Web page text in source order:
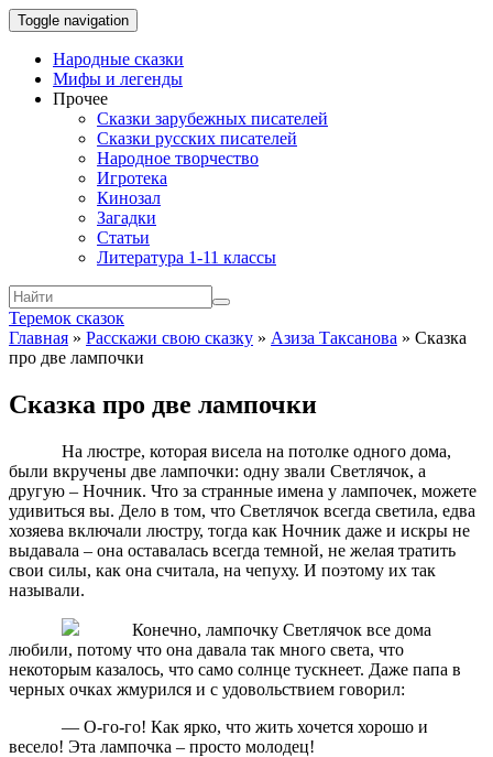
Toggle navigation
Народные сказки
Мифы и легенды
Прочее
Сказки зарубежных писателей
Сказки русских писателей
Народное творчество
Игротека
Кинозал
Загадки
Статьи
Литература 1-11 классы
Теремок сказок
Главная » Расскажи свою сказку » Азиза Таксанова » Сказка
про две лампочки
Сказка про две лампочки
На люстре, которая висела на потолке одного дома,
были вкручены две лампочки: одну звали Светлячок, а
другую – Ночник. Что за странные имена у лампочек, можете
удивиться вы. Дело в том, что Светлячок всегда светила, едва
хозяева включали люстру, тогда как Ночник даже и искры не
выдавала – она оставалась всегда темной, не желая тратить
свои силы, как она считала, на чепуху. И поэтому их так
называли.
Конечно, лампочку Светлячок все дома
любили, потому что она давала так много света, что
некоторым казалось, что само солнце тускнеет. Даже папа в
черных очках жмурился и с удовольствием говорил:
— О-го-го! Как ярко, что жить хочется хорошо и
весело! Эта лампочка – просто молодец!